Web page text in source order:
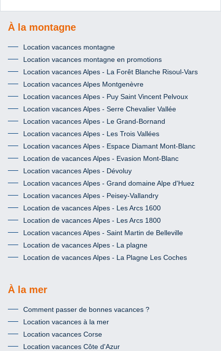
À la montagne
Location vacances montagne
Location vacances montagne en promotions
Location vacances Alpes - La Forêt Blanche Risoul-Vars
Location vacances Alpes Montgenèvre
Location vacances Alpes - Puy Saint Vincent Pelvoux
Location vacances Alpes - Serre Chevalier Vallée
Location vacances Alpes - Le Grand-Bornand
Location vacances Alpes - Les Trois Vallées
Location vacances Alpes - Espace Diamant Mont-Blanc
Location de vacances Alpes - Evasion Mont-Blanc
Location vacances Alpes - Dévoluy
Location vacances Alpes - Grand domaine Alpe d'Huez
Location vacances Alpes - Peisey-Vallandry
Location de vacances Alpes - Les Arcs 1600
Location de vacances Alpes - Les Arcs 1800
Location vacances Alpes - Saint Martin de Belleville
Location de vacances Alpes - La plagne
Location de vacances Alpes - La Plagne Les Coches
À la mer
Comment passer de bonnes vacances ?
Location vacances à la mer
Location vacances Corse
Location vacances Côte d'Azur